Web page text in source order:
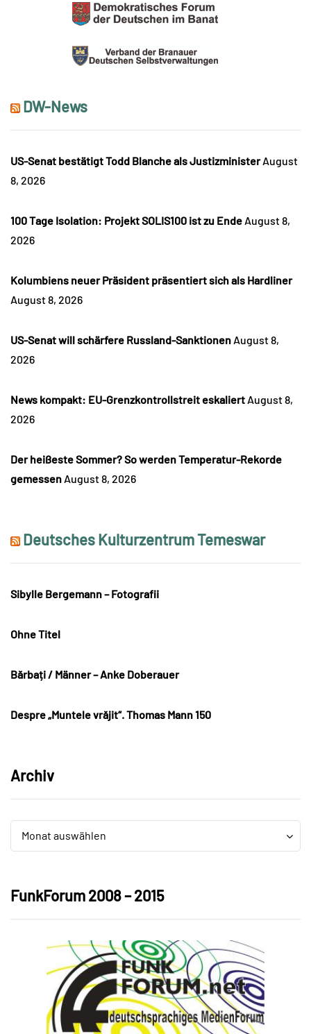
DW-News
US-Senat bestätigt Todd Blanche als Justizminister August
8, 2026
100 Tage Isolation: Projekt SOLIS100 ist zu Ende August 8,
2026
Kolumbiens neuer Präsident präsentiert sich als Hardliner
August 8, 2026
US-Senat will schärfere Russland-Sanktionen August 8,
2026
News kompakt: EU-Grenzkontrollstreit eskaliert August 8,
2026
Der heißeste Sommer? So werden Temperatur-Rekorde
gemessen August 8, 2026
Deutsches Kulturzentrum Temeswar
Sibylle Bergemann – Fotografii
Ohne Titel
Bărbați / Männer – Anke Doberauer
Despre „Muntele vrăjit“. Thomas Mann 150
Archiv
Archiv
Monat auswählen
Archiv
FunkForum 2008 – 2015